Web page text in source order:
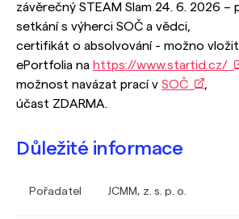
závěrečný STEAM Slam 24. 6. 2026 –
setkání s výherci SOČ a vědci,
certifikát o absolvování - možno
ePortfolia na https://www.startid.cz/
možnost navázat prací v SOČ
,
účast ZDARMA.
Důležité informace
Pořadatel JCMM, z. s. p. o.